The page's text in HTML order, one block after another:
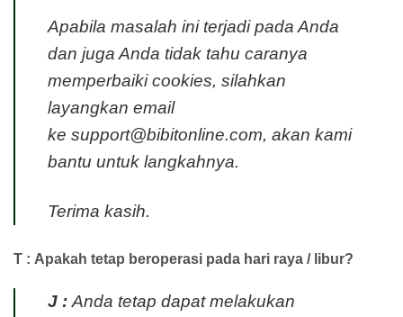
Apabila masalah ini terjadi pada Anda
dan juga Anda tidak tahu caranya
memperbaiki cookies, silahkan
layangkan email
ke support@bibitonline.com, akan kami
bantu untuk langkahnya.
Terima kasih.
T : Apakah tetap beroperasi pada hari raya / libur?
J :Anda tetap dapat melakukan